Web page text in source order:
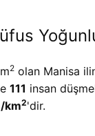
2 olan Manisa
111 insan
km2'dir.